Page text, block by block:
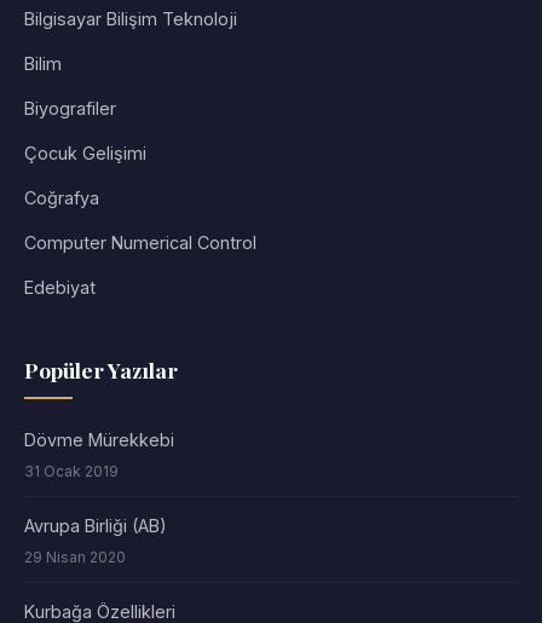
Bilgisayar Bilişim Teknoloji
Bilim
Biyografiler
Çocuk Gelişimi
Coğrafya
Computer Numerical Control
Edebiyat
Popüler Yazılar
Dövme Mürekkebi
31 Ocak 2019
Avrupa Birliği (AB)
29 Nisan 2020
Kurbağa Özellikleri